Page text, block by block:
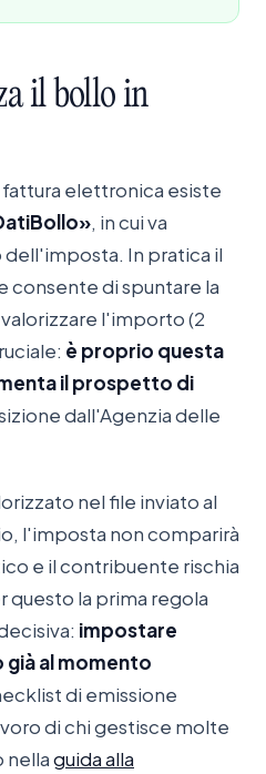
il bolloin
elettronica esiste
, in cui va
In pratica il
consente di spuntare la
l'importo (2
è proprio questa
il prospetto di
dall'Agenzia delle
nel file inviato al
l'imposta non comparirà
e il contribuente rischia
questo la prima regola
impostare
al momento
di emissione
di chi gestisce molte
nellaguida alla